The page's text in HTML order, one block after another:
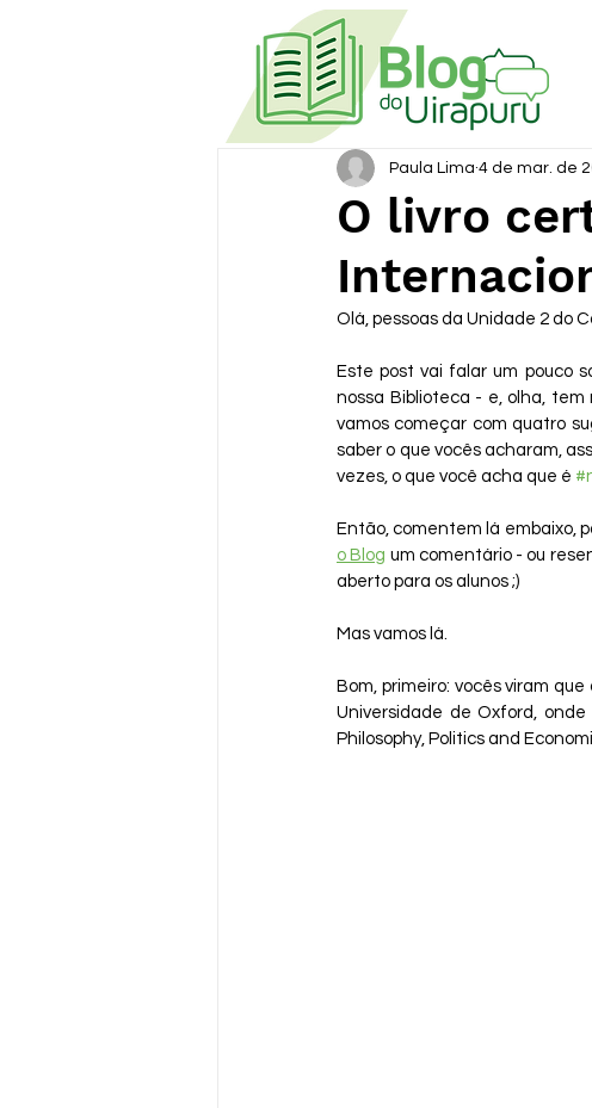
O livro
Paula Lima 4 de mar. de
Olá, pessoas da Unidade 2 do
Este post vai falar um pouco
nossa Biblioteca - e, olha,
vamos começar com quatro
saber o que vocês acharam,
vezes, o que você acha que é
Então, comentem lá embaixo,
o Blog um comentário - ou
aberto para os alunos ;)
Mas vamos lá.
Bom, primeiro: vocês viram que
Universidade de Oxford,
Philosophy, Politics and